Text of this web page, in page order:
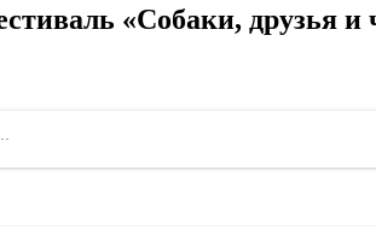
«Собаки, друзья и